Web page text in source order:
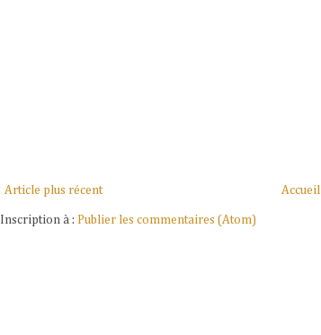
Article plus récent Accueil
Inscription à : Publier les commentaires (Atom)